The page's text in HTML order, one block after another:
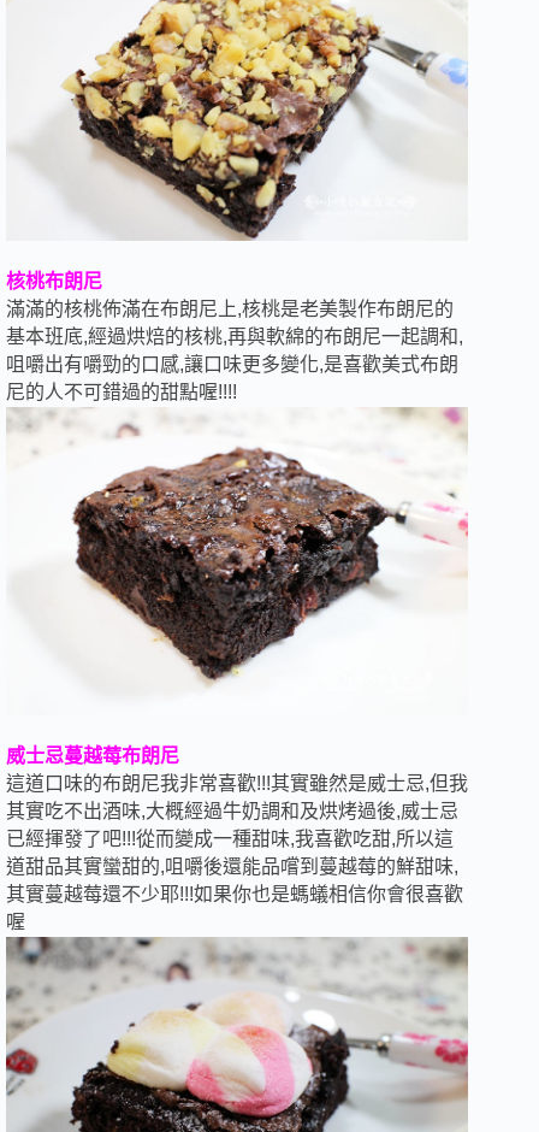
核桃布朗尼
滿滿的核桃佈滿在布朗尼上,核桃是老美製作布朗尼的
基本班底,經過烘焙的核桃,再與軟綿的布朗尼一起調和,
咀嚼出有嚼勁的口感,讓口味更多變化,是喜歡美式布朗
尼的人不可錯過的甜點喔!!!!
威士忌蔓越莓布朗尼
這道口味的布朗尼我非常喜歡!!!其實雖然是威士忌,但我
其實吃不出酒味,大概經過牛奶調和及烘烤過後,威士忌
已經揮發了吧!!!從而變成一種甜味,我喜歡吃甜,所以這
道甜品其實蠻甜的,咀嚼後還能品嚐到蔓越莓的鮮甜味,
其實蔓越莓還不少耶!!!如果你也是螞蟻相信你會很喜歡
喔